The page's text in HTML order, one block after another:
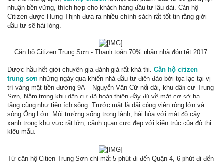
nhuận bền vững, thích hợp cho khách hàng đầu tư lâu dài. Căn hộ
Citizen được Hưng Thịnh đưa ra nhiều chính sách rất tốt tin rằng giới
đầu tư sẽ hài lòng.
Căn hộ Citizen Trung Sơn - Thanh toán 70% nhận nhà đón tết 2017​
Được hầu hết giới chuyên gia đánh giá rất khả thi. Căn hộ citizen
trung sơn những ngày qua khiến nhà đầu tư điên đảo bởi tọa lạc tại vị
trí vàng mặt tiền đường 9A – Nguyễn Văn Cừ nối dài, khu dân cư Trung
Sơn, Nằm trong khu dân cư đã hoàn thiện đầy đủ về mặt cơ sở hạ
tầng cũng như tiện ích sống. Trước mặt là dải công viên rộng lớn và
sông Ông Lớn. Môi trường sống trong lành, hài hòa với mật độ cây
xanh trong khu vực rất lớn, cảnh quan cực đẹp với kiến trúc của đô thị
kiểu mẫu.
Từ căn hộ Citien Trung Sơn chỉ mất 5 phút đi đến Quận 4, 6 phút đi đến